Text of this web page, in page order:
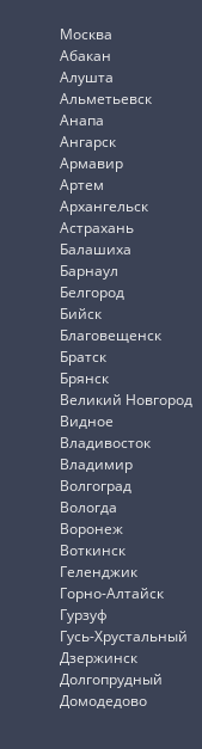
Москва
Абакан
Алушта
Альметьевск
Анапа
Ангарск
Армавир
Артем
Архангельск
Астрахань
Балашиха
Барнаул
Белгород
Бийск
Благовещенск
Братск
Брянск
Великий Новгород
Видное
Владивосток
Владимир
Волгоград
Вологда
Воронеж
Воткинск
Геленджик
Горно-Алтайск
Гурзуф
Гусь-Хрустальный
Дзержинск
Долгопрудный
Домодедово